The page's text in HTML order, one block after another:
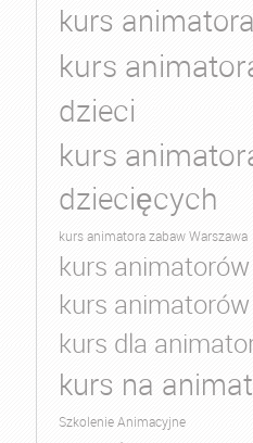
kurs
kurs
dzieci
kurs
dziecięcych
kurs animatora zabaw Warszawa
kurs animatorów
kurs
kurs dla
kurs na
Szkolenie Animacyjne